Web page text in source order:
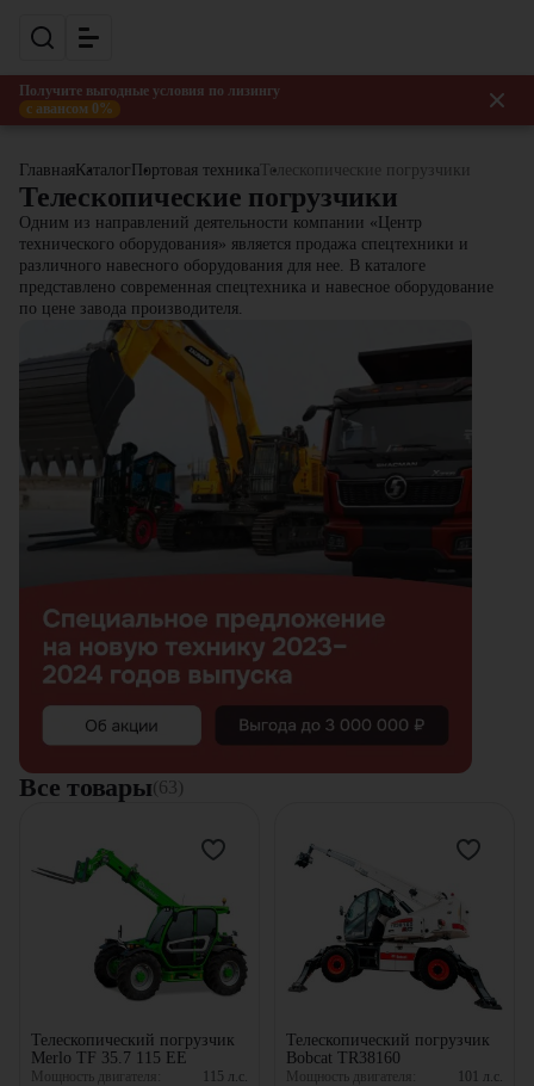
Получите выгодные условия по лизингу
с авансом 0%
Главная Каталог Портовая техника Телескопические погрузчики
Телескопические погрузчики
Одним из направлений деятельности компании «Центр
технического оборудования» является продажа спецтехники и
различного навесного оборудования для нее. В каталоге
представлено современная спецтехника и навесное оборудование
по цене завода производителя.
Все товары(63)
Телескопический погрузчик
Merlo TF 35.7 115 EE
Мощность двигателя: 115 л.с.
Телескопический погрузчик
Bobcat TR38160
Мощность двигателя: 101 л.с.